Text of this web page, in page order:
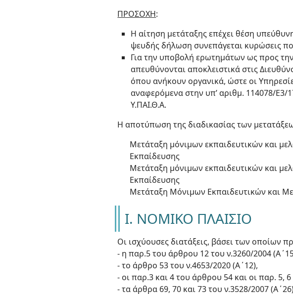
ΠΡΟΣΟΧΗ:
Η αίτηση μετάταξης επέχει θέση
ψευδής δήλωση συνεπάγεται κυρώσεις
Για την υποβολή ερωτημάτων ως προς
απευθύνονται αποκλειστικά στις
όπου ανήκουν οργανικά, ώστε οι
αναφερόμενα στην υπ’ αριθμ. 114078/Ε3/
Υ.ΠΑΙ.Θ.Α.
Η αποτύπωση της διαδικασίας των
Μετάταξη μόνιμων εκπαιδευτικών και
Εκπαίδευσης
Μετάταξη μόνιμων εκπαιδευτικών και
Εκπαίδευσης
Μετάταξη Μόνιμων Εκπαιδευτικών και
Ι. NOMIKO ΠΛΑΙΣΙΟ
Οι ισχύουσες διατάξεις, βάσει των οποίων
- η παρ.5 του άρθρου 12 του ν.3260/2004
- το άρθρο 53 του ν.4653/2020 (Α΄12),
- οι παρ.3 και 4 του άρθρου 54 και οι παρ. 5,
- τα άρθρα 69, 70 και 73 του ν.3528/2007